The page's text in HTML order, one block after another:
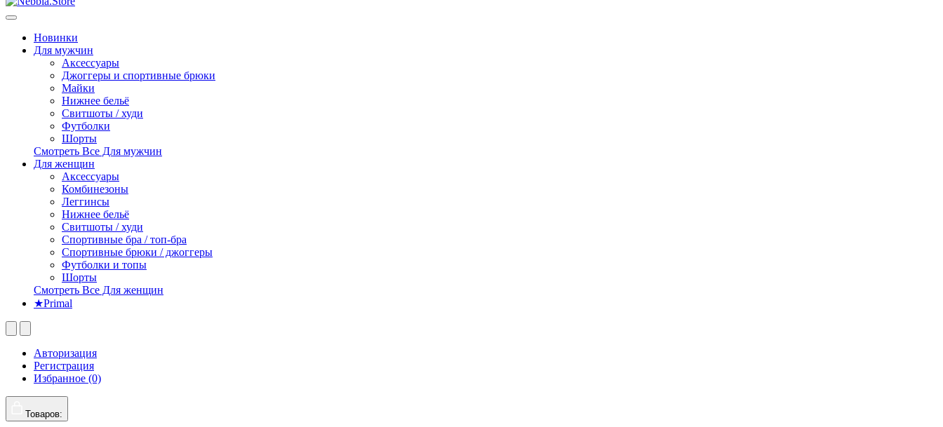
Новинки
Для мужчин
Аксессуары
Джоггеры и спортивные брюки
Майки
Нижнее бельё
Свитшоты / худи
Футболки
Шорты
Смотреть Все Для мужчин
Для женщин
Аксессуары
Комбинезоны
Леггинсы
Нижнее бельё
Свитшоты / худи
Спортивные бра / топ-бра
Спортивные брюки / джоггеры
Футболки и топы
Шорты
Смотреть Все Для женщин
★Primal
Авторизация
Регистрация
Избранное (0)
Товаров: